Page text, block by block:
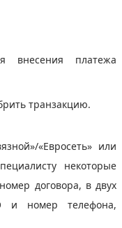
внесения платежа
транзакцию.
«Евросеть» или
некоторые
договора, в двух
и номер телефона,